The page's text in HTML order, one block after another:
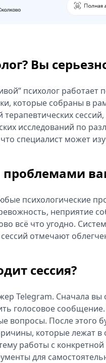
Вы
психолог работает
которые собраны в
терапевтических
исследований по
специалист может
психологические
неприятие
всё что угодно.
отмечают
сессия?
Telegram. Сначала
голосовое
вопросы. После этого
которые лежат
работы с
для